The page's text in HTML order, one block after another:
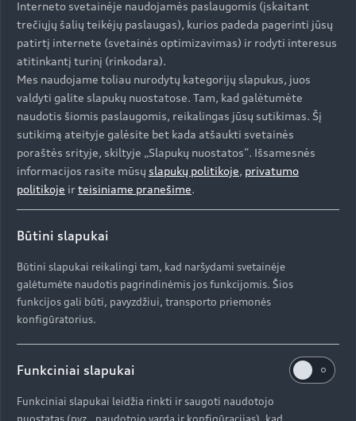
ir paprastai. Tai nesukels jokių papildomų
rūpesčių.
Aukštyn
Modeliai
e-tron GT
Įsigyti Audi
Specialūs pasiūlymai
Automobiliai sandėlyje
Naudoti Audi
Audi servisas
Servisas ir aptarnavimas
Originalias atsargines dalis
Originalūs aksesuarai
Aktualumas
Atšaukimas dėl oro pagalvių saugumo
AUDI AG
Apie kompaniją (ENG)
Kontaktai
Interneto svetainėje naudojamės paslaugomis (įskaitant
trečiųjų šalių teikėjų paslaugas), kurios padeda pagerinti jūsų
patirtį internete (svetainės optimizavimas) ir rodyti interesus
atitinkantį turinį (rinkodara).
Mes naudojame toliau nurodytų kategorijų slapukus, juos
valdyti galite slapukų nuostatose. Tam, kad galėtumėte
naudotis šiomis paslaugomis, reikalingas jūsų sutikimas. Šį
sutikimą ateityje galėsite bet kada atšaukti svetainės
poraštės srityje, skiltyje „Slapukų nuostatos“. Išsamesnės
informacijos rasite mūsų slapukų politikoje, privatumo
politikoje irteisiniame pranešime.
Būtini slapukai
Būtini slapukai reikalingi tam, kad naršydami svetainėje
galėtumėte naudotis pagrindinėmis jos funkcijomis. Šios
funkcijos gali būti, pavyzdžiui, transporto priemonės
konfigūratorius.
Funkciniai slapukai
Funkciniai slapukai leidžia rinkti ir saugoti naudotojo
nuostatas (pvz., naudotojo vardą ir konfigūracijas), kad